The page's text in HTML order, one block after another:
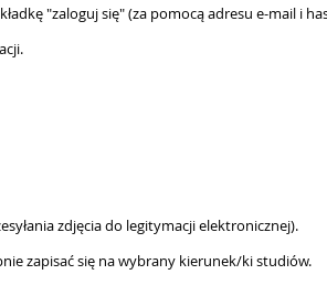
"zaloguj się" (za pomocą adresu e-mail i
zdjęcia do legitymacji elektronicznej).
zapisać się na wybrany kierunek/ki studiów.